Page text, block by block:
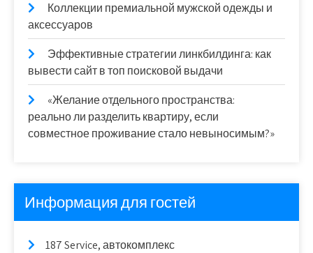
Коллекции премиальной мужской одежды и
аксессуаров
Эффективные стратегии линкбилдинга: как
вывести сайт в топ поисковой выдачи
«Желание отдельного пространства:
реально ли разделить квартиру, если
совместное проживание стало невыносимым?»
Информация для гостей
187 Service, автокомплекс